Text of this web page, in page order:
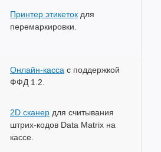
Принтер этикеток для
перемаркировки.
Онлайн-касса с поддержкой
ФФД 1.2.
2D сканер для считывания
штрих-кодов Data Matrix на
кассе.